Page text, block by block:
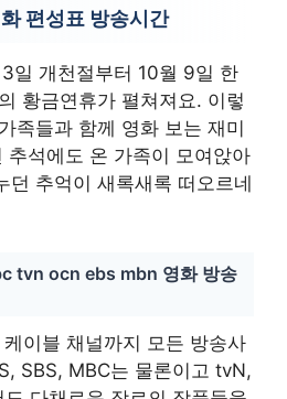
편성표 방송시간
일 개천절부터 10월 9일 한
황금연휴가 펼쳐져요. 이렇
족들과 함께 영화 보는 재미
추석에도 온 가족이 모여앉아
던 추억이 새록새록 떠오르네
tvn ocn ebs mbn 영화 방송
이블 채널까지 모든 방송사
SBS, MBC는 물론이고 tvN,